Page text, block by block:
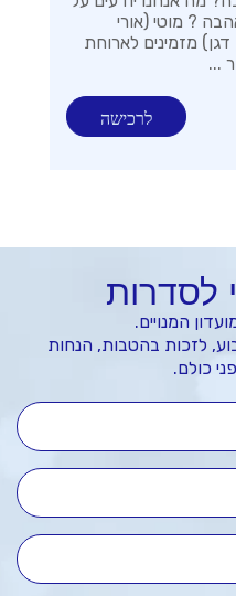
? מוטי (אורי
מזמינים לארוחת
...
לרכישה
לסדרות
המנויים.
לזכות בהטבות, הנחות
כולם.